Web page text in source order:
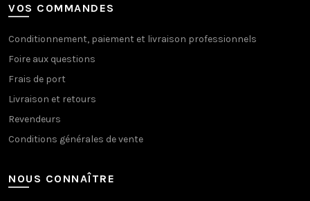
VOS COMMANDES
Conditionnement, paiement et livraison professionnels
Foire aux questions
Frais de port
Livraison et retours
Revendeurs
Conditions générales de vente
NOUS CONNAÎTRE